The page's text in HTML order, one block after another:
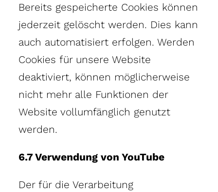
Bereits gespeicherte Cookies können
jederzeit gelöscht werden. Dies kann
auch automatisiert erfolgen. Werden
Cookies für unsere Website
deaktiviert, können möglicherweise
nicht mehr alle Funktionen der
Website vollumfänglich genutzt
werden.
6.7 Verwendung von YouTube
Der für die Verarbeitung